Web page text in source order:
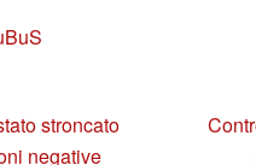
stroncato
negative